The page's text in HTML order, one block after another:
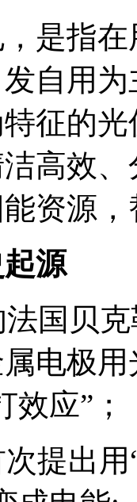
是指
自用
征的
高效
资源
源
法国贝
电极
应”；
提出用